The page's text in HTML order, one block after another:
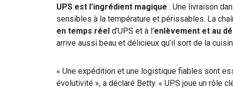
UPS est l’ingrédient magique : Une livraison
sensibles à la température et périssables. La
en temps réel d’UPS et à l’enlèvement et au
arrive aussi beau et délicieux qu’il sort de la
« Une expédition et une logistique fiables sont
évolutivité », a déclaré Betty. « UPS joue un rôle